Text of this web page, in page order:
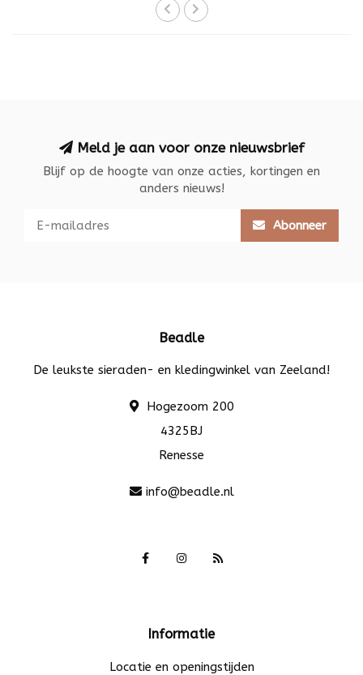
Meld je aan voor onze nieuwsbrief
Blijf op de hoogte van onze acties, kortingen en
anders nieuws!
Abonneer
Beadle
De leukste sieraden- en kledingwinkel van Zeeland!
Hogezoom 200
4325BJ
Renesse
info@beadle.nl
Informatie
Locatie en openingstijden